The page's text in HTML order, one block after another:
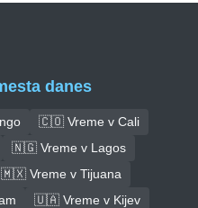
danes
🇨🇴 Vreme v Cali
🇳🇬 Vreme v Lagos
🇲🇽 Vreme v Tijuana
🇺🇦 Vreme v Kijev